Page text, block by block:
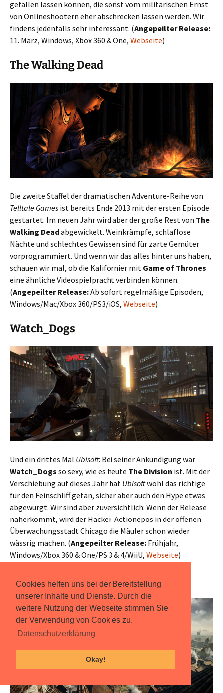
Cookies helfen uns bei der Bereitstellung
unserer Inhalte und Dienste. Durch die
weitere Nutzung der Webseite stimmen Sie
der Verwendung von Cookies zu.
Datenschutzerklärung
Okay!
gefallen lassen können, die sonst vom militärischen Ernst
von Onlineshootern eher abschrecken lassen werden. Wir
findens jedenfalls sehr interessant. (Angepeilter Release:
11. März, Windows, Xbox 360 & One, Webseite)
The Walking Dead
Die zweite Staffel der dramatischen Adventure-Reihe von
Telltale Games ist bereits Ende 2013 mit der ersten Episode
gestartet. Im neuen Jahr wird aber der große Rest von The
Walking Deadabgewickelt. Weinkrämpfe, schlaflose
Nächte und schlechtes Gewissen sind für zarte Gemüter
vorprogrammiert. Und wenn wir das alles hinter uns haben,
schauen wir mal, ob die Kalifornier mit Game of Thrones
eine ähnliche Videospielpracht verbinden können.
(Angepeilter Release:Ab sofort regelmäßige Episoden,
Windows/Mac/Xbox 360/PS3/iOS, Webseite)
Watch_Dogs
Und ein drittes Mal Ubisoft: Bei seiner Ankündigung war
Watch_Dogs so sexy, wie es heute The Division ist. Mit der
Verschiebung auf dieses Jahr hat Ubisoftwohl das richtige
für den Feinschliff getan, sicher aber auch den Hype etwas
abgewürgt. Wir sind aber zuversichtlich: Wenn der Release
näherkommt, wird der Hacker-Actionepos in der offenen
Überwachungsstadt Chicago die Mäuler schon wieder
wässrig machen. (Angepeilter Release: Frühjahr,
Windows/Xbox 360 & One/PS 3 & 4/WiiU, Webseite)
The Witcher 3